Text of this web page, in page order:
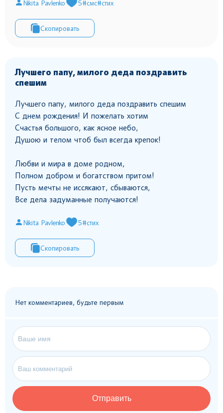
Nikita Pavlenko 5#смс#стих
Скопировать
Лучшего папу, милого деда поздравить
спешим
Лучшего папу, милого деда поздравить спешим
С днем рождения! И пожелать хотим
Счастья большого, как ясное небо,
Душою и телом чтоб был всегда крепок!
Любви и мира в доме родном,
Полном добром и богатством притом!
Пусть мечты не иссякают, сбываются,
Все дела задуманные получаются!
Nikita Pavlenko 5#стих
Скопировать
Нет комментариев, будьте первым
Отправить